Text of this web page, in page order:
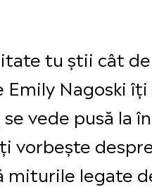
tu știi cât
Emily Nagoski
vede pusă la
vorbește
miturile legate